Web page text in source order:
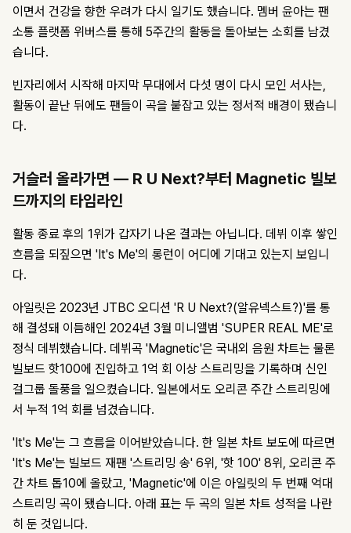
이면서 건강을 향한 우려가 다시 일기도 했습니다. 멤버 윤아는 팬
소통 플랫폼 위버스를 통해 5주간의 활동을 돌아보는 소회를 남겼
습니다.
빈자리에서 시작해 마지막 무대에서 다섯 명이 다시 모인 서사는,
활동이 끝난 뒤에도 팬들이 곡을 붙잡고 있는 정서적 배경이 됐습니
다.
거슬러 올라가면 — R U Next?부터 Magnetic 빌보
드까지의 타임라인
활동 종료 후의 1위가 갑자기 나온 결과는 아닙니다. 데뷔 이후 쌓인
흐름을 되짚으면 'It's Me'의 롱런이 어디에 기대고 있는지 보입니
다.
아일릿은 2023년 JTBC 오디션 'R U Next?(알유넥스트?)'를 통
해 결성돼 이듬해인 2024년 3월 미니앨범 'SUPER REAL ME'로
정식 데뷔했습니다. 데뷔곡 'Magnetic'은 국내외 음원 차트는 물론
빌보드 핫100에 진입하고 1억 회 이상 스트리밍을 기록하며 신인
걸그룹 돌풍을 일으켰습니다. 일본에서도 오리콘 주간 스트리밍에
서 누적 1억 회를 넘겼습니다.
'It's Me'는 그 흐름을 이어받았습니다. 한 일본 차트 보도에 따르면
'It's Me'는 빌보드 재팬 '스트리밍 송' 6위, '핫 100' 8위, 오리콘 주
간 차트 톱10에 올랐고, 'Magnetic'에 이은 아일릿의 두 번째 억대
스트리밍 곡이 됐습니다. 아래 표는 두 곡의 일본 차트 성적을 나란
히 둔 것입니다.